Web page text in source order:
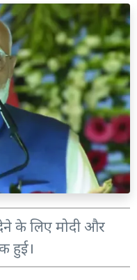
के लिए मोदी और
हुई।